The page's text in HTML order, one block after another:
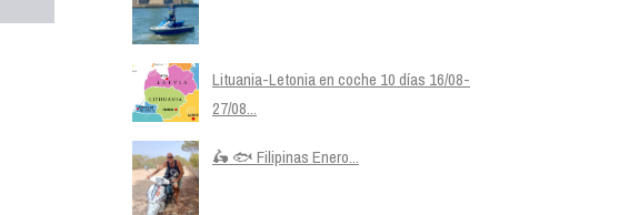
Lituania-Letonia en coche 10 días 16/08-
27/08...
🛵 🐟 Filipinas Enero...